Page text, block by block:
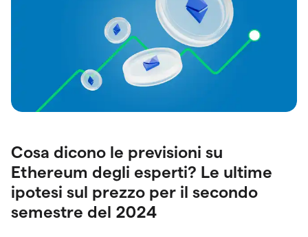
Cosa dicono le previsioni su
Ethereum degli esperti? Le ultime
ipotesi sul prezzo per il secondo
semestre del 2024